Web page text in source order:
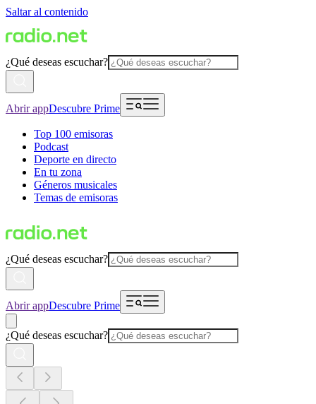
Saltar al contenido
¿Qué deseas escuchar?
Abrir appDescubre Prime
Top 100 emisoras
Podcast
Deporte en directo
En tu zona
Géneros musicales
Temas de emisoras
¿Qué deseas escuchar?
Abrir appDescubre Prime
¿Qué deseas escuchar?